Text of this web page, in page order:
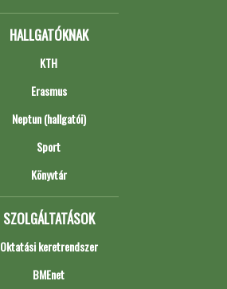
HALLGATÓKNAK
KTH
Erasmus
Neptun (hallgatói)
Sport
Könyvtár
SZOLGÁLTATÁSOK
Oktatási keretrendszer
BMEnet